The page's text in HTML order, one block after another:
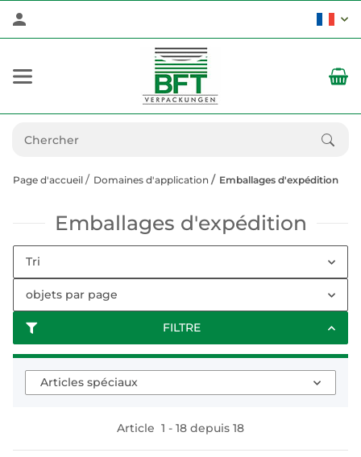
Page d'accueil Domaines d'application Emballages d'expédition
Emballages d'expédition
FILTRE
Tri
objets par page
Articles spéciaux
Article 1 - 18 depuis 18